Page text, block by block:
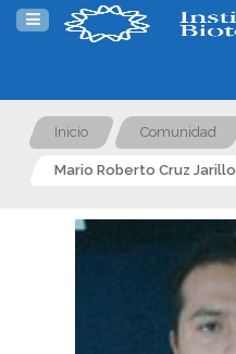
Inicio Comunidad
Mario Roberto Cruz Jarillo